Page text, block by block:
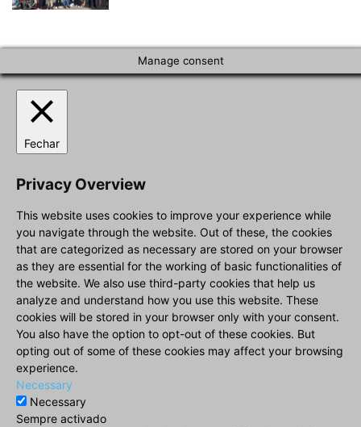
Manage consent
Fechar
Privacy Overview
This website uses cookies to improve your experience while
you navigate through the website. Out of these, the cookies
that are categorized as necessary are stored on your browser
as they are essential for the working of basic functionalities of
the website. We also use third-party cookies that help us
analyze and understand how you use this website. These
cookies will be stored in your browser only with your consent.
You also have the option to opt-out of these cookies. But
opting out of some of these cookies may affect your browsing
experience.
Necessary
Necessary
Sempre activado